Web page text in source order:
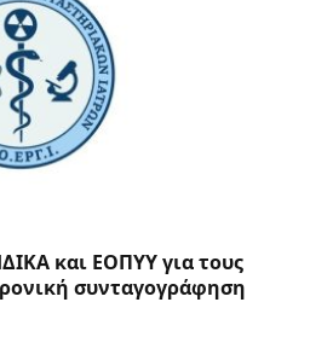
και ΕΟΠΥΥ για τους
συνταγογράφηση